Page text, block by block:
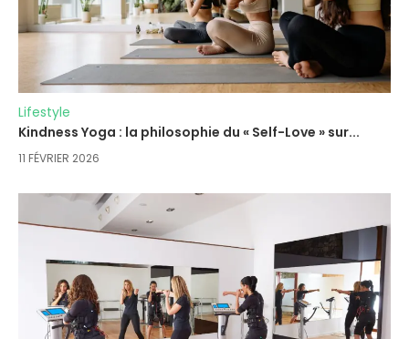
Lifestyle
Kindness Yoga : la philosophie du « Self-Love » sur...
11 FÉVRIER 2026